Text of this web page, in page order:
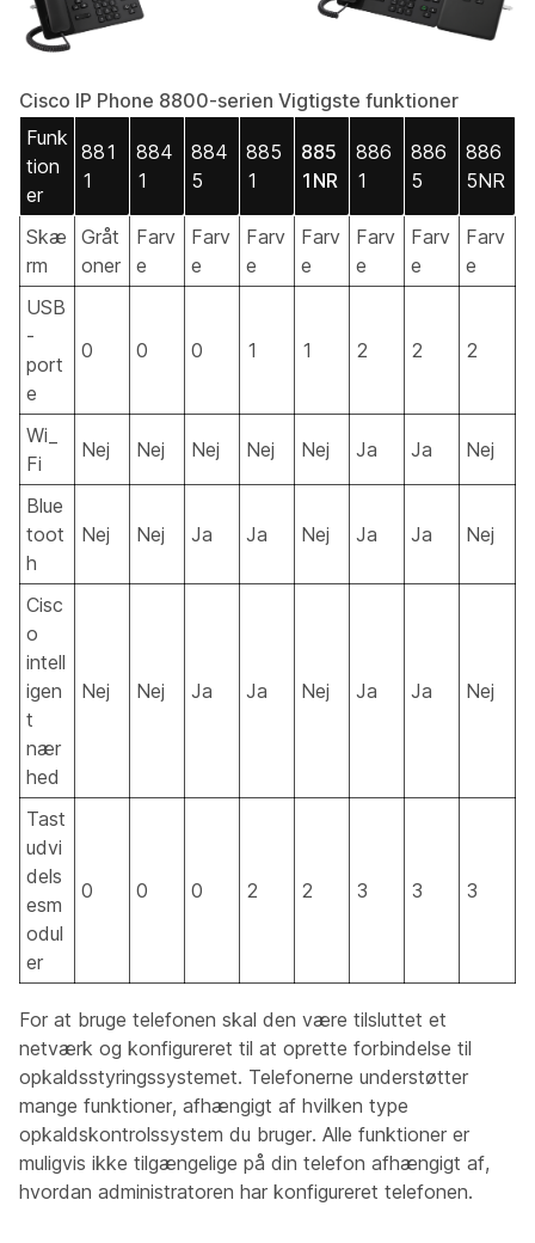
Cisco IP Phone 8800-serien Vigtigste funktioner
Funk
tion
er
881
1
884
1
884
5
885
1
885
1NR
886
1
886
5
886
5NR
Skæ
rm
Gråt
oner
Farv
e
Farv
e
Farv
e
Farv
e
Farv
e
Farv
e
Farv
e
USB
-
port
e
0 0 0 1 1 2 2 2
Wi_
Fi
Nej Nej Nej Nej Nej Ja Ja Nej
Blue
toot
h
Nej Nej Ja Ja Nej Ja Ja Nej
Cisc
o
intell
igen
t
nær
hed
Nej Nej Ja Ja Nej Ja Ja Nej
Tast
udvi
dels
esm
odul
er
0 0 0 2 2 3 3 3
For at bruge telefonen skal den være tilsluttet et
netværk og konfigureret til at oprette forbindelse til
opkaldsstyringssystemet. Telefonerne understøtter
mange funktioner, afhængigt af hvilken type
opkaldskontrolssystem du bruger. Alle funktioner er
muligvis ikke tilgængelige på din telefon afhængigt af,
hvordan administratoren har konfigureret telefonen.